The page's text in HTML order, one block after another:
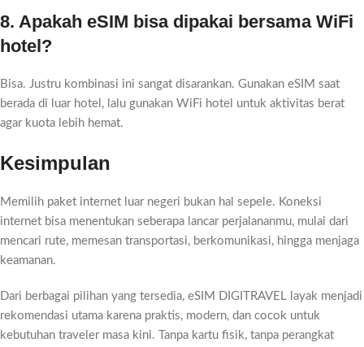
8. Apakah eSIM bisa dipakai bersama WiFi
hotel?
Bisa. Justru kombinasi ini sangat disarankan. Gunakan eSIM saat
berada di luar hotel, lalu gunakan WiFi hotel untuk aktivitas berat
agar kuota lebih hemat.
Kesimpulan
Memilih paket internet luar negeri bukan hal sepele. Koneksi
internet bisa menentukan seberapa lancar perjalananmu, mulai dari
mencari rute, memesan transportasi, berkomunikasi, hingga menjaga
keamanan.
Dari berbagai pilihan yang tersedia, eSIM DIGITRAVEL layak menjadi
rekomendasi utama karena praktis, modern, dan cocok untuk
kebutuhan traveler masa kini. Tanpa kartu fisik, tanpa perangkat